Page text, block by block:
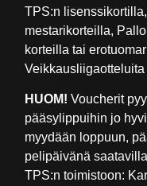
TPS:n
mestarikorteilla,
korteilla tai
HUOM! Voucherit
pääsylippuihin jo
myydään loppuun,
pelipäivänä
TPS:n toimistoon: